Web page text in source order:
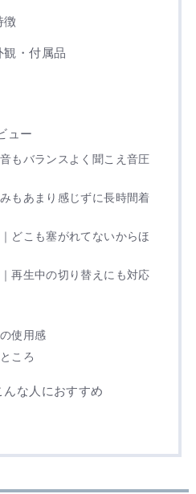
徴
・付属品
ュー
もバランスよく聞こえ音圧
もあまり感じずに長時間着
どこも塞がれてないからほ
再生中の切り替えにも対応
使用感
ころ
な人におすすめ